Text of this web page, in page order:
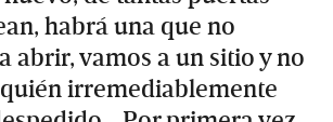
habrá una que no
abrir, vamos a un sitio y no
irremediablemente